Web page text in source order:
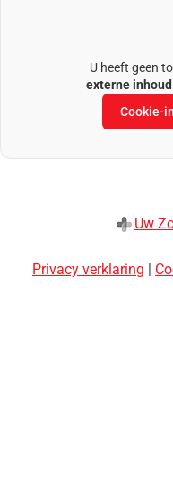
U heeft geen
externe inhoud
Cookie-
Uw
Privacy verklaring |